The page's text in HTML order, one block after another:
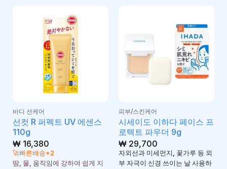
바디 선케어
선컷 R 퍼펙트 UV 에센스
110g
₩16,380
🚀빠른배송+2
땀, 물, 움직임에 강하여 쉽게 지
피부/스킨케어
시세이도 이하다 페이스 프
로텍트 파우더 9g
₩29,700
자외선과 미세먼지, 꽃가루 등 외
부 자극이 신경 쓰이는 날 사용하